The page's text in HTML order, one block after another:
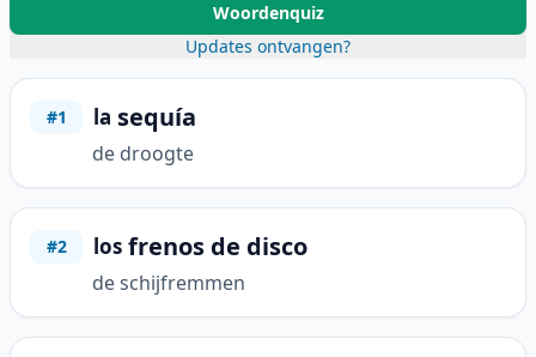
Woordenquiz
Updates ontvangen?
#1 la sequía
de droogte
#2 los frenos de disco
de schijfremmen